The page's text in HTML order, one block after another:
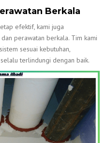
Berkala
efektif, kami juga
perawatan berkala. Tim kami
sesuai kebutuhan,
terlindungi dengan baik.